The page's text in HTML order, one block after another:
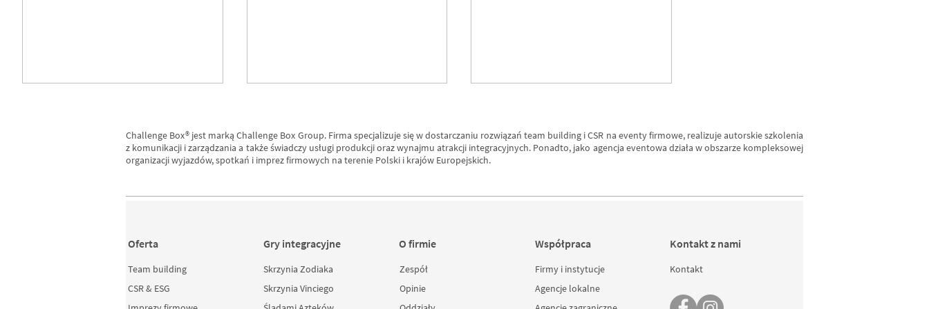
zespołami
międzypokoleniowymi
Challenge Box® jest marką Challenge Box Group. Firma specjalizuje się w dostarczaniu rozwiązań team building i CSR na eventy firmowe, realizuje autorskie szkolenia
z komunikacji i zarządzania a także świadczy usługi produkcji oraz wynajmu atrakcji integracyjnych. Ponadto, jako agencja eventowa działa w obszarze kompleksowej
organizacji wyjazdów, spotkań i imprez firmowych na terenie Polski i krajów Europejskich.
Oferta
Team building
CSR & ESG
Gry integracyjne
Skrzynia Zodiaka
Skrzynia Vinciego
O firmie
Zespół
Opinie
Współpraca
Firmy i instytucje
Agencje lokalne
Kontakt z nami
Kontakt